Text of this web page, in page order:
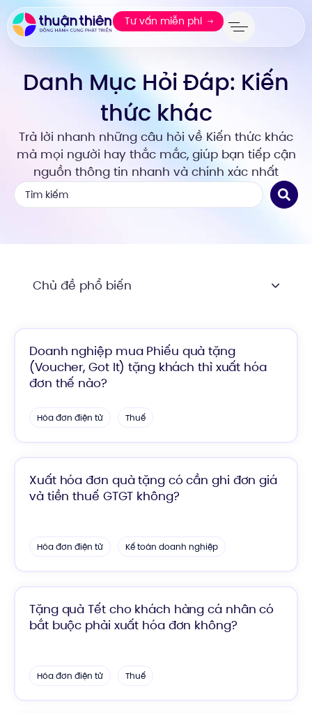
Tư vấn miễn phí
Danh Mục Hỏi Đáp: Kiến
thức khác
Trả lời nhanh những câu hỏi về Kiến thức khác
mà mọi người hay thắc mắc, giúp bạn tiếp cận
nguồn thông tin nhanh và chính xác nhất
Chủ đề phổ biến
Doanh nghiệp mua Phiếu quà tặng
(Voucher, Got It) tặng khách thì xuất hóa
đơn thế nào?
Hóa đơn điện tử Thuế
Xuất hóa đơn quà tặng có cần ghi đơn giá
và tiền thuế GTGT không?
Hóa đơn điện tử Kế toán doanh nghiệp
Tặng quà Tết cho khách hàng cá nhân có
bắt buộc phải xuất hóa đơn không?
Hóa đơn điện tử Thuế